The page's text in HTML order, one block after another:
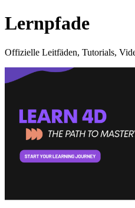
Lernpfade
Offizielle Leitfäden, Tutorials,